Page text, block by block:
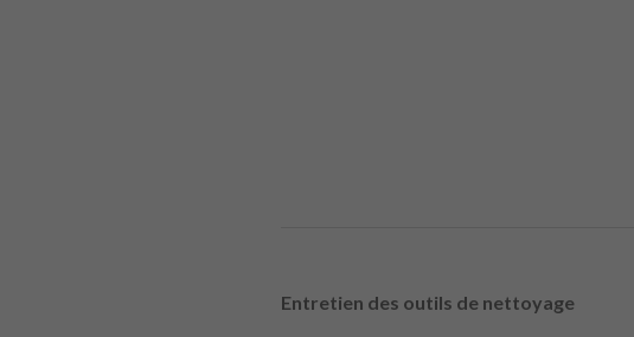
Entretien des outils de nettoyage